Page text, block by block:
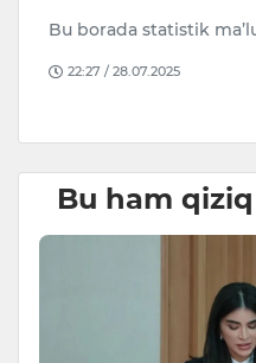
Bu borada statistik
22:27 / 28.07.2025
Bu ham qiziq